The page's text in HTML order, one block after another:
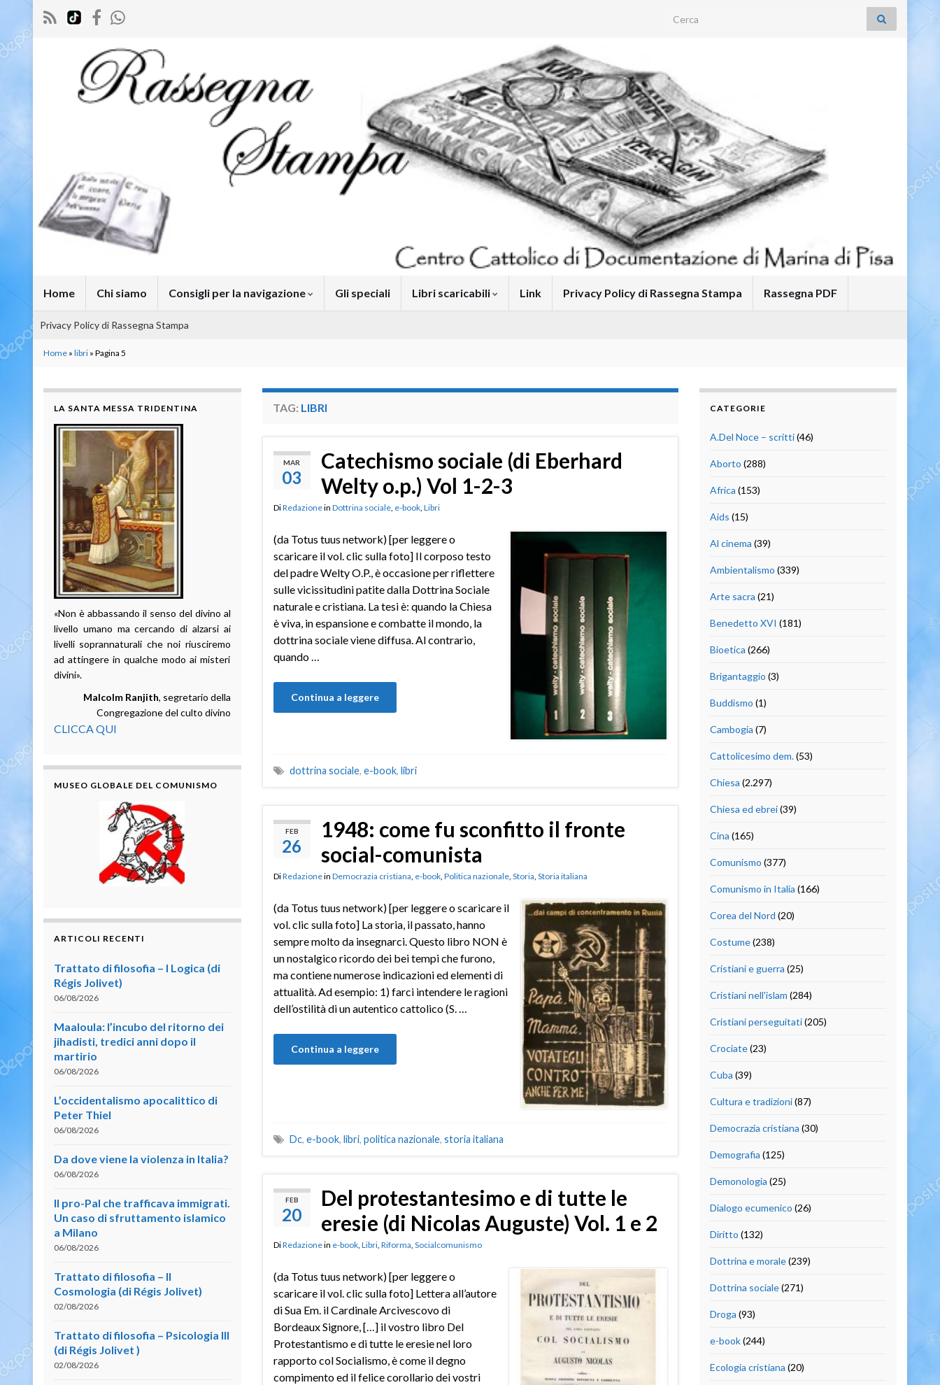
Search for:
Home Chi siamo Consigli per la navigazione Gli speciali Libri scaricabili Link Privacy Policy di Rassegna Stampa Rassegna PDF
Privacy Policy di Rassegna Stampa
Home » libri » Pagina 5
TAG: LIBRI
MAR
03
Catechismo sociale (di Eberhard
Welty o.p.) Vol 1-2-3
DiRedazionein Dottrina sociale, e-book, Libri
(da Totus tuus network) [per leggere o
scaricare il vol. clic sulla foto] Il corposo testo
del padre Welty O.P., è occasione per riflettere
sulle vicissitudini patite dalla Dottrina Sociale
naturale e cristiana. La tesi è: quando la Chiesa
è viva, in espansione e combatte il mondo, la
dottrina sociale viene diffusa. Al contrario,
quando …
Continua a leggere
dottrina sociale, e-book, libri
FEB
26
1948: come fu sconfitto il fronte
social-comunista
DiRedazionein Democrazia cristiana e-book, Politica nazionale, Storia Storia italiana
(da Totus tuus network) [per leggere o scaricare il
vol. clic sulla foto] La storia, il passato, hanno
sempre molto da insegnarci. Questo libro NON è
un nostalgico ricordo dei bei tempi che furono,
ma contiene numerose indicazioni ed elementi di
attualità. Ad esempio: 1) farci intendere le ragioni
dell’ostilità di un autentico cattolico (S. …
Continua a leggere
Dc, e-book, libri, politica nazionale, storia italiana
FEB
20
Del protestantesimo e di tutte le
eresie (di Nicolas Auguste) Vol. 1 e 2
DiRedazionein e-book, Libri, Riforma, Socialcomunismo
(da Totus tuus network) [per leggere o
scaricare il vol. clic sulla foto] Lettera all’autore
di Sua Em. il Cardinale Arcivescovo di
Bordeaux Signore, […] il vostro libro Del
Protestantismo e di tutte le eresie nel loro
rapporto col Socialismo, è come il degno
compimento ed il felice corollario dei vostri
LA SANTA MESSA TRIDENTINA
«Non è abbassando il senso del divino al
livello umano ma cercando di alzarsi ai
livelli soprannaturali che noi riusciremo
ad attingere in qualche modo ai misteri
divini».
Malcolm Ranjith, segretario della
Congregazione del culto divino
CLICCA QUI
MUSEO GLOBALE DEL COMUNISMO
ARTICOLI RECENTI
Trattato di filosofia – I Logica (di
Régis Jolivet)
06/08/2026
Maaloula: l’incubo del ritorno dei
jihadisti, tredici anni dopo il
martirio
06/08/2026
L’occidentalismo apocalittico di
Peter Thiel
06/08/2026
Da dove viene la violenza in Italia?
06/08/2026
Il pro-Pal che trafficava immigrati.
Un caso di sfruttamento islamico
a Milano
06/08/2026
Trattato di filosofia – II
Cosmologia (di Régis Jolivet)
02/08/2026
Trattato di filosofia – Psicologia III
(di Régis Jolivet )
02/08/2026
CATEGORIE
A.Del Noce – scritti(46)
Aborto (288)
Africa (153)
Aids (15)
Al cinema (39)
Ambientalismo (339)
Arte sacra (21)
Benedetto XVI (181)
Bioetica (266)
Brigantaggio (3)
Buddismo (1)
Cambogia (7)
Cattolicesimo dem.(53)
Chiesa (2.297)
Chiesa ed ebrei(39)
Cina (165)
Comunismo (377)
Comunismo in Italia (166)
Corea del Nord (20)
Costume(238)
Cristiani e guerra (25)
Cristiani nell'islam (284)
Cristiani perseguitati(205)
Crociate(23)
Cuba (39)
Cultura e tradizioni(87)
Democrazia cristiana (30)
Demografia (125)
Demonologia (25)
Dialogo ecumenico (26)
Diritto (132)
Dottrina e morale(239)
Dottrina sociale(271)
Droga (93)
e-book(244)
Ecologia cristiana (20)